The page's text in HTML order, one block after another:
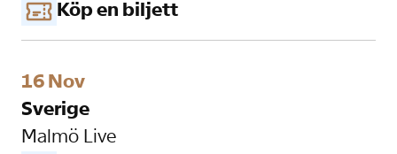
Köp en biljett
16 Nov
Sverige
Malmö Live